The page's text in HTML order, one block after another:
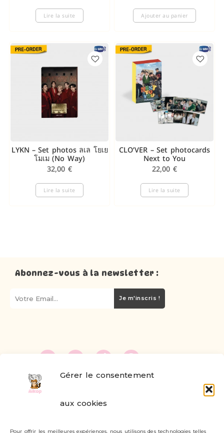
Gérer le consentement
aux cookies
Pour offrir les meilleures expériences, nous utilisons des technologies telles
Lire la suite Ajouter au panier
LYKN – Set photos ลเล โยเย
โมเม (No Way)
32,00 €
Lire la suite
CLO’VER – Set photocards
Next to You
22,00 €
Lire la suite
Abonnez-vous à la newsletter :
Je m'inscris !